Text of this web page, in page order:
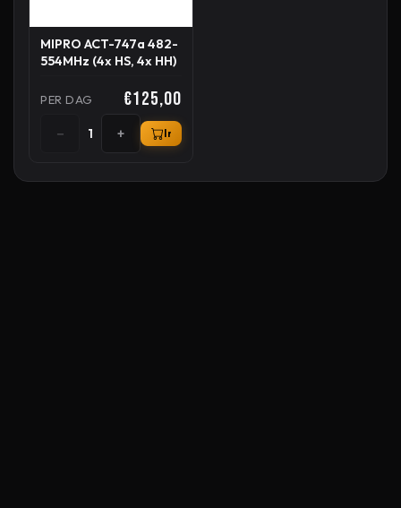
MIPRO ACT-747a 482-
554MHz (4x HS, 4x HH)
PER DAG €125,00
− 1 + In winkelmand